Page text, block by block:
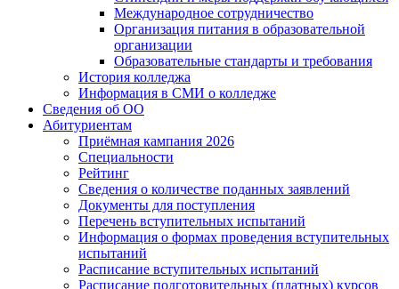
Международное сотрудничество
Организация питания в образовательной
организации
Образовательные стандарты и требования
История колледжа
Информация в СМИ о колледже
Сведения об ОО
Абитуриентам
Приёмная кампания 2026
Специальности
Рейтинг
Сведения о количестве поданных заявлений
Документы для поступления
Перечень вступительных испытаний
Информация о формах проведения вступительных
испытаний
Расписание вступительных испытаний
Расписание подготовительных (платных) курсов